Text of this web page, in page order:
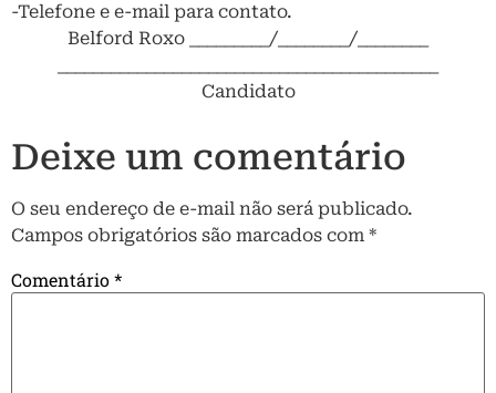
-Telefone e e-mail para contato.
Belford Roxo _________/________/________
Candidato
Deixe um comentário
O seu endereço de e-mail não será publicado.
Campos obrigatórios são marcados com *
Comentário*